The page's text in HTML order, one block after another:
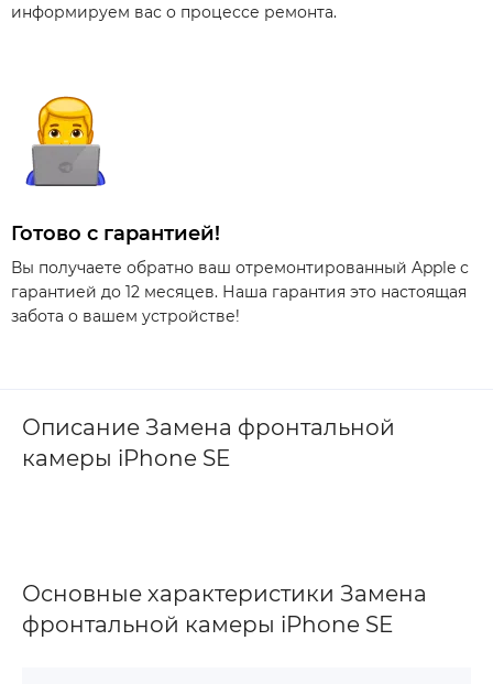
информируем вас о процессе ремонта.
Готово с гарантией!
Вы получаете обратно ваш отремонтированный Apple с
гарантией до 12 месяцев. Наша гарантия это настоящая
забота о вашем устройстве!
Описание Замена фронтальной
камеры iPhone SE
Основные характеристики Замена
фронтальной камеры iPhone SE